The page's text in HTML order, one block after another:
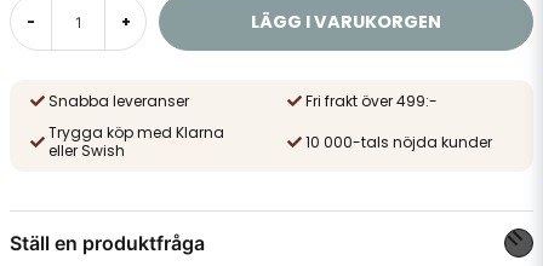
- + LÄGG I VARUKORGEN
Snabba leveranser
Fri frakt över 499:-
Trygga köp med Klarna
eller Swish
10 000-tals nöjda kunder
Ställ en produktfråga